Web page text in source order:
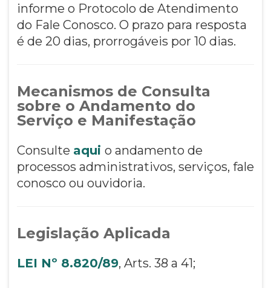
informe o Protocolo de Atendimento
do Fale Conosco. O prazo para resposta
é de 20 dias, prorrogáveis por 10 dias.
Mecanismos de Consulta
sobre o Andamento do
Serviço e Manifestação
Consulte aqui o andamento de
processos administrativos, serviços, fale
conosco ou ouvidoria.
Legislação Aplicada
LEI Nº 8.820/89, Arts. 38 a 41;